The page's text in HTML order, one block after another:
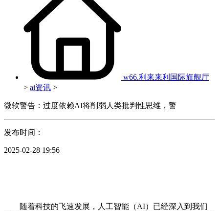
w66.利来来利国际旗舰厅
> ai资讯 >
微软警告：过度依赖AI将削弱人类批判性思维，警
发布时间：
2025-02-28 19:56
随着科技的飞速发展，人工智能（AI）已经深入到我们